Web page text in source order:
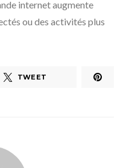
internet augmente
ou des activités plus
TWEET